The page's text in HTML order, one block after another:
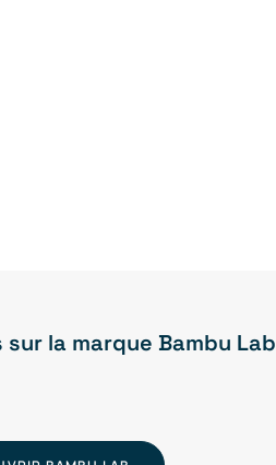
la marque Bambu Lab